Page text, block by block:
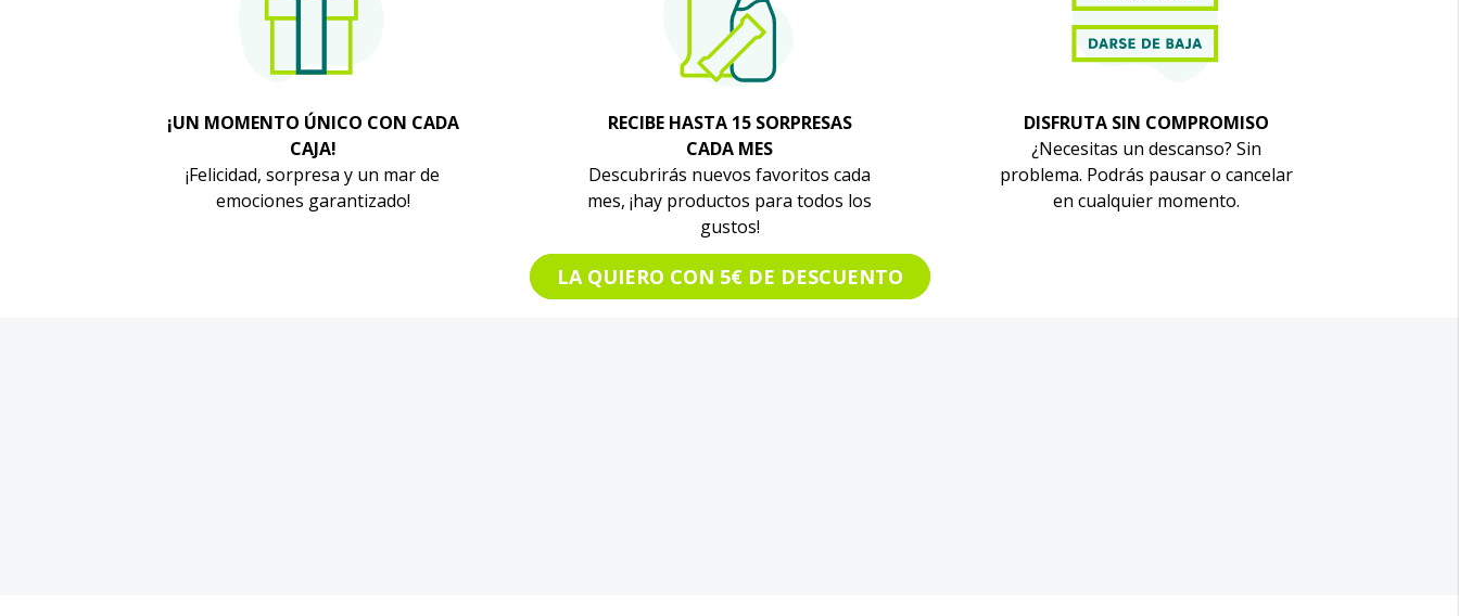
¡UN MOMENTO ÚNICO CON CADA
CAJA!
¡Felicidad, sorpresa y un mar de
emociones garantizado!
RECIBE HASTA 15 SORPRESAS
CADA MES
Descubrirás nuevos favoritos cada
mes, ¡hay productos para todos los
gustos!
DISFRUTA SIN COMPROMISO
¿Necesitas un descanso? Sin
problema. Podrás pausar o cancelar
en cualquier momento.
LA QUIERO CON 5€ DE DESCUENTO